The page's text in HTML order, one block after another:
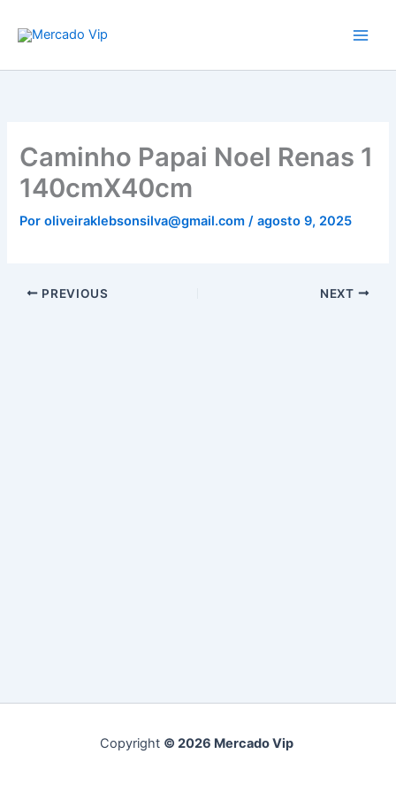
para
conteúdo
Caminho Papai Noel Renas 1
140cmX40cm
Poroliveiraklebsonsilva@gmail.com/agosto 9, 2025
PREVIOUS NEXT
Copyright © 2026 Mercado Vip